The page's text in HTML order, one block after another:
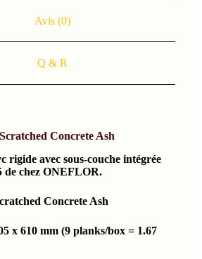
Avis (0)
Q & R
Concrete Ash
rigide avec sous-couche intégrée
chez ONEFLOR.
Concrete Ash
x 610 mm (9 planks/box = 1.67